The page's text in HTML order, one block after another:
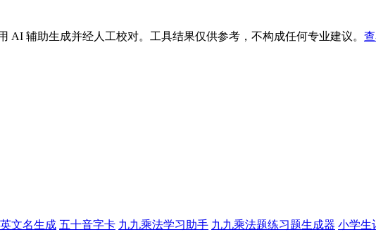
AI 辅助生成并经人工校对。工具结果仅供参考，不构成任何专业建议。
英文名生成 五十音字卡 九九乘法学习助手 九九乘法题练习题生成器 小学生